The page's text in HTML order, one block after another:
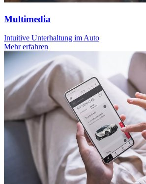
Multimedia
Intuitive Unterhaltung im Auto
Mehr erfahren